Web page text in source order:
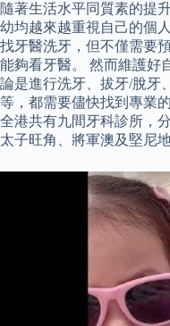
隨著生活水平同質素的提
幼均越來越重視自己的個
找牙醫洗牙，但不僅需要
能夠看牙醫。 然而維護好
論是進行洗牙、拔牙/脫牙
等，都需要儘快找到專業
全港共有九間牙科診所，
太子旺角、將軍澳及堅尼地